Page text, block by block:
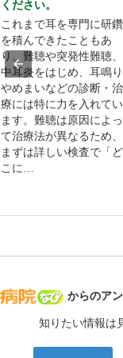
病院なび
からのア
知りたい情報は
ください。
これまで耳を専門に研鑽
を積んできたこともあ
り、難聴や突発性難聴、
中耳炎をはじめ、耳鳴り
やめまいなどの診断・治
療には特に力を入れてい
ます。難聴は原因によっ
て治療法が異なるため、
まずは詳しい検査で「ど
こに…